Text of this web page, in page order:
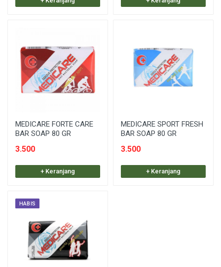
MEDICARE FORTE CARE
BAR SOAP 80 GR
3.500
+ Keranjang
MEDICARE SPORT FRESH
BAR SOAP 80 GR
3.500
+ Keranjang
HABIS